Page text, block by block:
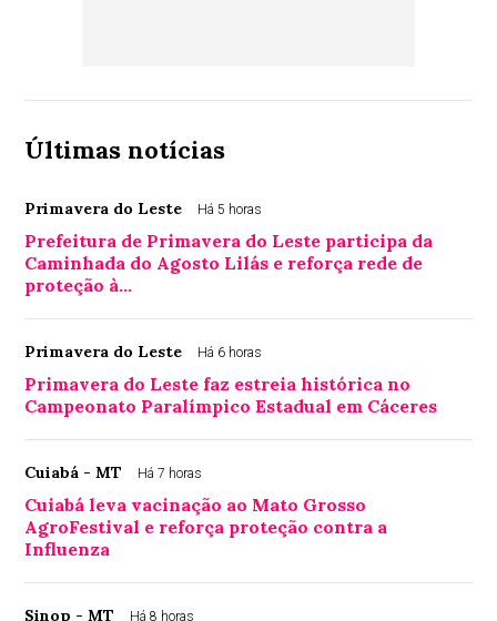
Últimas notícias
Primavera do Leste Há 5 horas
Prefeitura de Primavera do Leste participa da
Caminhada do Agosto Lilás e reforça rede de
proteção à…
Primavera do Leste Há 6 horas
Primavera do Leste faz estreia histórica no
Campeonato Paralímpico Estadual em Cáceres
Cuiabá - MT Há 7 horas
Cuiabá leva vacinação ao Mato Grosso
AgroFestival e reforça proteção contra a
Influenza
Sinop - MT Há 8 horas